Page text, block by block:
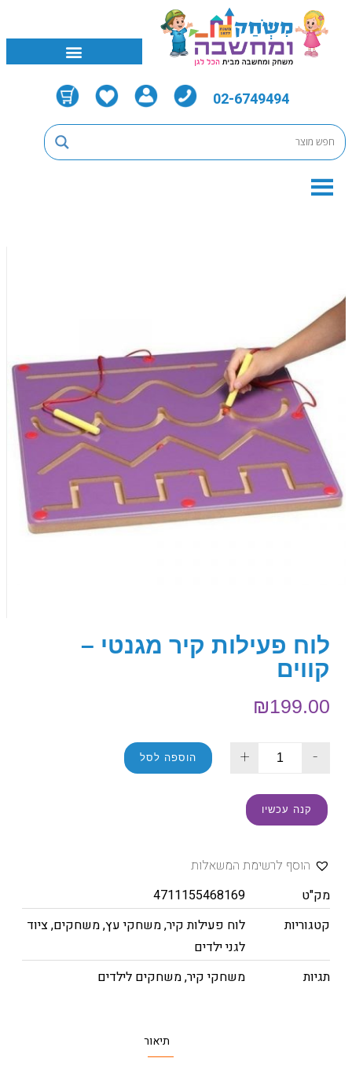
02-6749494
לוח פעילות קיר מגנטי –
קווים
₪199.00
-
+ הוספה לסל
קנה עכשיו
הוסף לרשימת המשאלות
מק"ט
4711155468169
קטגוריות
לוח פעילות קיר,משחקי עץ,משחקים,ציוד
לגני ילדים
תגיות
משחקי קיר,משחקים לילדים
תיאור